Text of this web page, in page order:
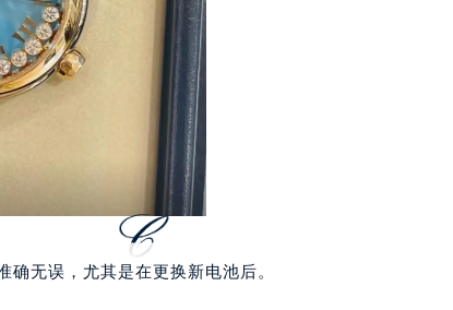
06室（需提前预约）
层07室（需提前预约）
6楼10室（需提前预约）
室（需提前预约）
1002室（需提前预约）
室（需提前预约）
象城写字楼（鄂尔多斯大厦）23层2326室（需提前预约）
21层2102室（需提前预约）
字楼20层01室（需提前预约）
无误，尤其是在更换新电池后。